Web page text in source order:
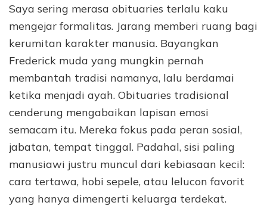
Saya sering merasa obituaries terlalu kaku
mengejar formalitas. Jarang memberi ruang bagi
kerumitan karakter manusia. Bayangkan
Frederick muda yang mungkin pernah
membantah tradisi namanya, lalu berdamai
ketika menjadi ayah. Obituaries tradisional
cenderung mengabaikan lapisan emosi
semacam itu. Mereka fokus pada peran sosial,
jabatan, tempat tinggal. Padahal, sisi paling
manusiawi justru muncul dari kebiasaan kecil:
cara tertawa, hobi sepele, atau lelucon favorit
yang hanya dimengerti keluarga terdekat.